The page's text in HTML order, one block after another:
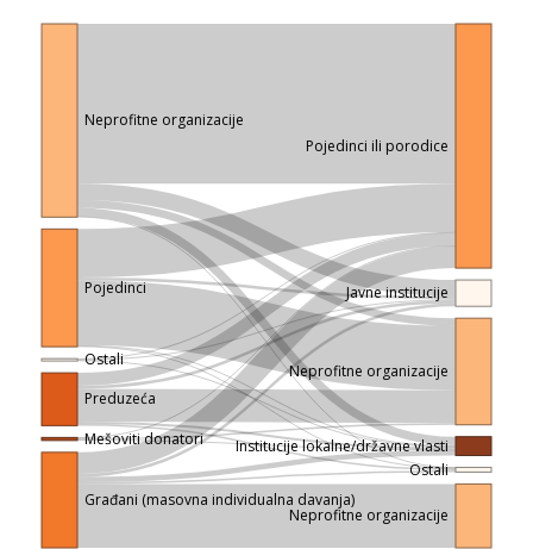
Neprofitne organizacije
Pojedinci
Građani (masovna individualna davanja)
Preduzeća
Mešoviti donatori
Ostali
Pojedinci ili porodice
Institucije lokalne/državne vlasti
Neprofitne organizacije
Ostali
Javne institucije
Neprofitne organizacije